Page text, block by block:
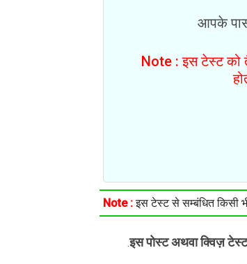
आपके
Note : इस टेस्ट को
Note :इस टेस्ट से सम्बंधित किसी
.इस पोस्ट अथवा क्विज़